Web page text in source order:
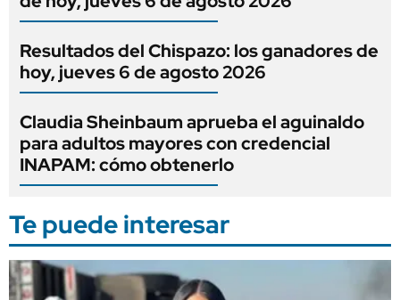
Resultados del Chispazo: los ganadores de
hoy, jueves 6 de agosto 2026
Claudia Sheinbaum aprueba el aguinaldo
para adultos mayores con credencial
INAPAM: cómo obtenerlo
Te puede interesar